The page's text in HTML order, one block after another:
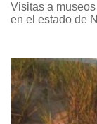
Visitas a
en el estado de